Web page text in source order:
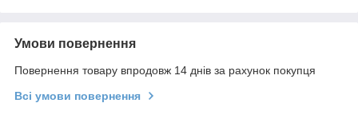
Умови повернення
Повернення товару впродовж 14 днів за рахунок покупця
Всі умови повернення